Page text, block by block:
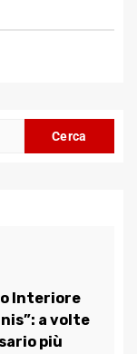
Interiore
a volte
più